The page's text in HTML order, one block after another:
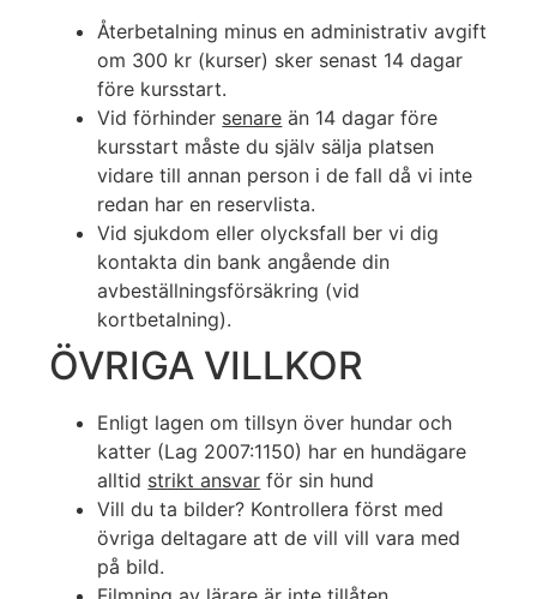
Återbetalning minus en administrativ avgift
om 300 kr (kurser) sker senast 14 dagar
före kursstart.
Vid förhinder senare än 14 dagar före
kursstart måste du själv sälja platsen
vidare till annan person i de fall då vi inte
redan har en reservlista.
Vid sjukdom eller olycksfall ber vi dig
kontakta din bank angående din
avbeställningsförsäkring (vid
kortbetalning).
ÖVRIGA VILLKOR
Enligt lagen om tillsyn över hundar och
katter (Lag 2007:1150) har en hundägare
alltid strikt ansvar för sin hund
Vill du ta bilder? Kontrollera först med
övriga deltagare att de vill vill vara med
på bild.